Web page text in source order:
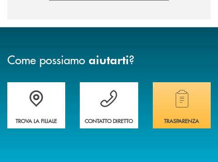
Come possiamo aiutarti?
Accedi all' elenco completo delle filiali della banca.
TROVA LA FILIALE
Hai bisogno di assistenza immediata?
CONTATTO DIRETTO
Hai bisogno di
TRASPARENZA